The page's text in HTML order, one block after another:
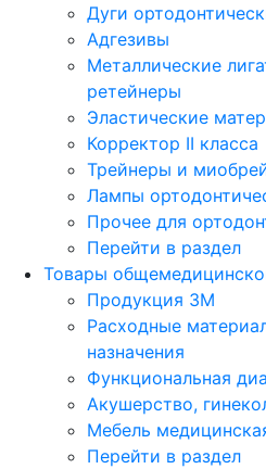
Дуги
Адгезивы
Металлические
ретейнеры
Эластические
Корректор II класса
Трейнеры и
Лампы
Прочее для
Перейти в раздел
Товары
Продукция 3М
Расходные
назначения
Функциональная
Акушерство,
Мебель
Перейти в раздел